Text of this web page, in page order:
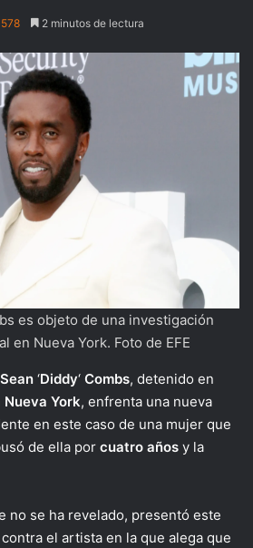
578 2 minutos de lectura
es objeto de una investigación
en Nueva York. Foto de EFE
Sean ‘Diddy‘ Combs, detenido en
Nueva York, enfrenta una nueva
en este caso de una mujer que
de ella por cuatro años y la
no se ha revelado, presentó este
el artista en la que alega que